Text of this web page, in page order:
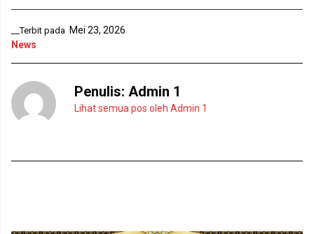
a
u
)
g
a
r
__Terbit pada Mei 23, 2026
News
Penulis: Admin 1
Lihat semua pos oleh Admin 1